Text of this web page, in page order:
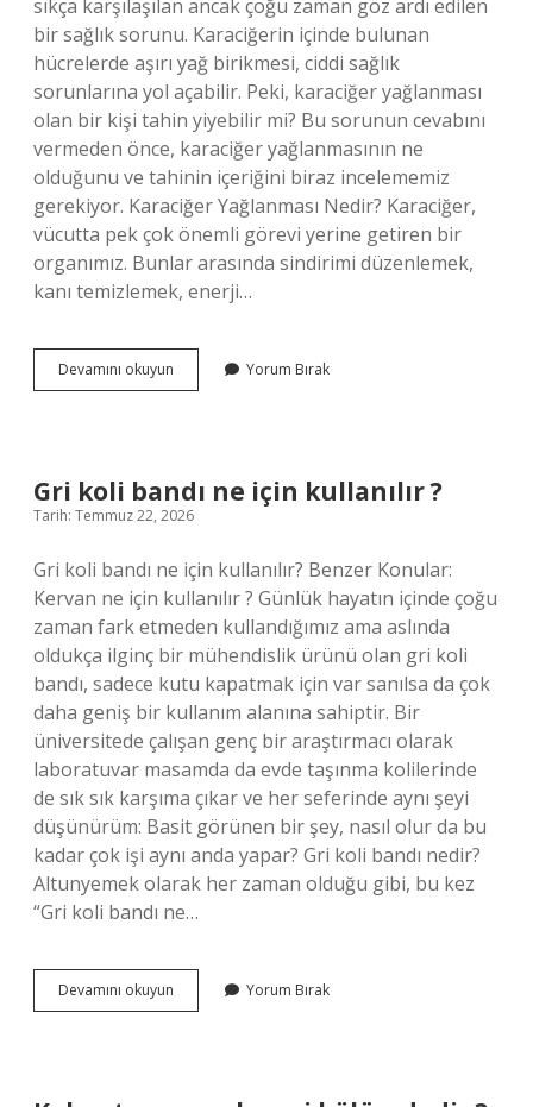
sıkça karşılaşılan ancak çoğu zaman göz ardı edilen
bir sağlık sorunu. Karaciğerin içinde bulunan
hücrelerde aşırı yağ birikmesi, ciddi sağlık
sorunlarına yol açabilir. Peki, karaciğer yağlanması
olan bir kişi tahin yiyebilir mi? Bu sorunun cevabını
vermeden önce, karaciğer yağlanmasının ne
olduğunu ve tahinin içeriğini biraz incelememiz
gerekiyor. Karaciğer Yağlanması Nedir? Karaciğer,
vücutta pek çok önemli görevi yerine getiren bir
organımız. Bunlar arasında sindirimi düzenlemek,
kanı temizlemek, enerji…
Devamını okuyun Karaciğer
yağlanması
yiyebilir
mi
Yorum Bırak
Gri koli bandı ne için kullanılır ?
Tarih: Temmuz 22, 2026
Gri koli bandı ne için kullanılır? Benzer Konular:
Kervan ne için kullanılır ? Günlük hayatın içinde çoğu
zaman fark etmeden kullandığımız ama aslında
oldukça ilginç bir mühendislik ürünü olan gri koli
bandı, sadece kutu kapatmak için var sanılsa da çok
daha geniş bir kullanım alanına sahiptir. Bir
üniversitede çalışan genç bir araştırmacı olarak
laboratuvar masamda da evde taşınma kolilerinde
de sık sık karşıma çıkar ve her seferinde aynı şeyi
düşünürüm: Basit görünen bir şey, nasıl olur da bu
kadar çok işi aynı anda yapar? Gri koli bandı nedir?
Altunyemek olarak her zaman olduğu gibi, bu kez
“Gri koli bandı ne…
Devamını okuyun
koli
Yorum Bırak